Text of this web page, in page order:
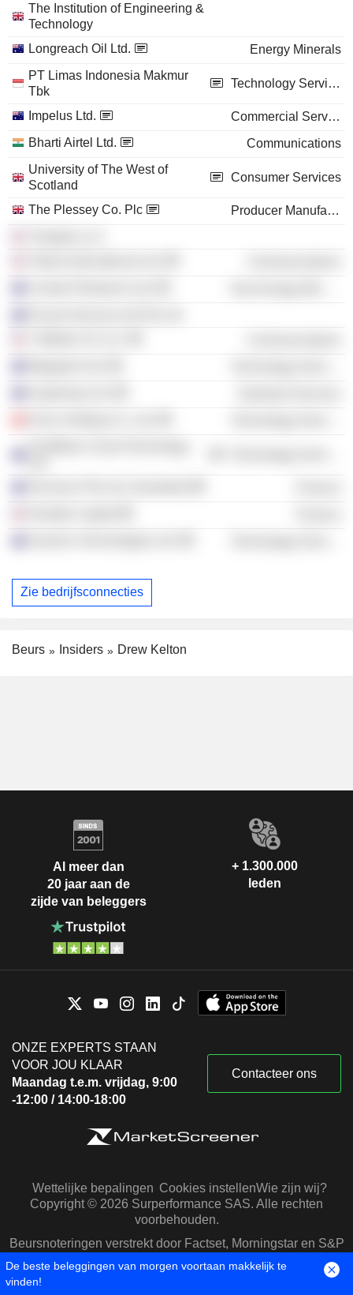
The Institution of Engineering &
Technology
Longreach Oil Ltd.
Energy Minerals
PT Limas Indonesia Makmur
Tbk
Technology Services
Impelus Ltd.
Commercial Services
Bharti Airtel Ltd.
Communications
University of The West of
Scotland
Consumer Services
The Plessey Co. Plc
Producer Manufacturing
Zie bedrijfsconnecties
Beurs Insiders Drew Kelton
Al meer dan
20 jaar aan de
zijde van beleggers
+ 1.300.000
leden
ONZE EXPERTS STAAN
VOOR JOU KLAAR
Maandag t.e.m. vrijdag, 9:00
-12:00 / 14:00-18:00
Contacteer ons
Wettelijke bepalingen Cookies instellenWie zijn wij?
Copyright © 2026 Surperformance SAS. Alle rechten
voorbehouden.
Beursnoteringen verstrekt door Factset, Morningstar en S&P
De beste beleggingen van morgen voortaan makkelijk te
vinden!